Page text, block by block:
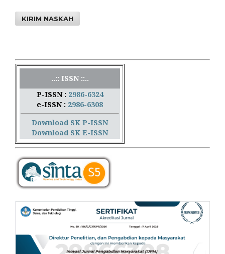
KIRIM NASKAH
..:: ISSN ::..
P-ISSN : 2986-6324
e-ISSN : 2986-6308
Download SK P-ISSN
Download SK E-ISSN